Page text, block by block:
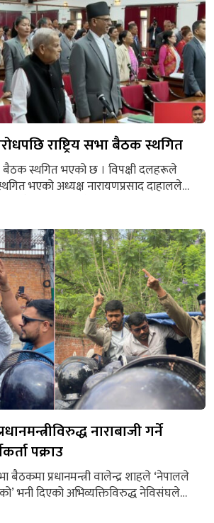
राष्ट्रिय सभा बैठक स्थगित
बैठक स्थगित भएको छ । विपक्षी दलहरूले
भएको अध्यक्ष नारायणप्रसाद दाहालले
अभिव्यक्ति फिर्ता लिनुपर्ने बताउँदै विपक्षी
। बैठक सुरु हुनासाथ...
नाराबाजी गर्ने
पक्राउ
बैठकमा प्रधानमन्त्री वालेन्द्र शाहले ‘नेपालले
भनी दिएको अभिव्यक्तिविरुद्ध नेविसंघले